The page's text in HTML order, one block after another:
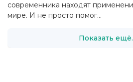
современника находят
мире. И не просто помог...
Показать